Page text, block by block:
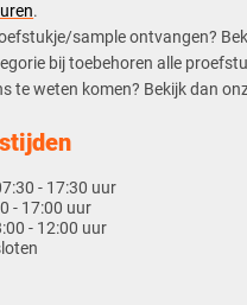
.​
sample ontvangen?
bij toebehoren alle
te weten komen? Bekijk dan
- 17:30 uur
- 17:00 uur
- 12:00 uur